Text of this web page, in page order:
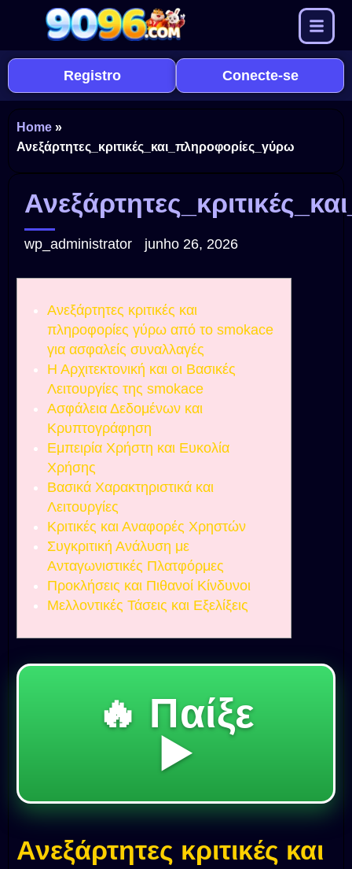
Registro Conecte-se
Home »
Ανεξάρτητες_κριτικές_και_πληροφορίες_γύρω
wp_administrator junho 26, 2026
Ανεξάρτητες κριτικές και
πληροφορίες γύρω από το smokace
για ασφαλείς συναλλαγές
Η Αρχιτεκτονική και οι Βασικές
Λειτουργίες της smokace
Ασφάλεια Δεδομένων και
Κρυπτογράφηση
Εμπειρία Χρήστη και Ευκολία
Χρήσης
Βασικά Χαρακτηριστικά και
Λειτουργίες
Κριτικές και Αναφορές Χρηστών
Συγκριτική Ανάλυση με
Ανταγωνιστικές Πλατφόρμες
Προκλήσεις και Πιθανοί Κίνδυνοι
Μελλοντικές Τάσεις και Εξελίξεις
🔥 Παίξε
▶️
Ανεξάρτητες κριτικές και